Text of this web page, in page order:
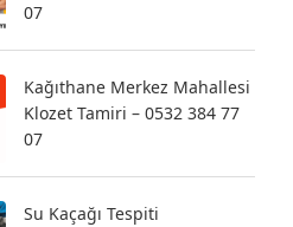
07
Kağıthane Merkez Mahallesi
Klozet Tamiri – 0532 384 77
07
Su Kaçağı Tespiti